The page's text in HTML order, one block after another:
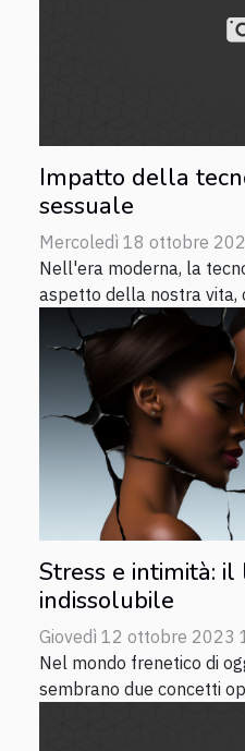
Impatto della
sessuale
Mercoledì 18 ottobre
Nell'era moderna, la
aspetto della nostra vita,
Stress e intimità:
indissolubile
Giovedì 12 ottobre 2023
Nel mondo frenetico di
sembrano due concetti